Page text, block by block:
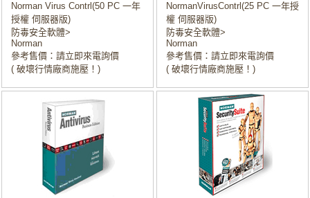
Norman Virus Contrl(50 PC 一年
授權 伺服器版)
防毒安全軟體>
Norman
參考售價：請立即來電詢價
( 破壞行情廠商施壓！)
NormanVirusContrl(25 PC 一年授
權 伺服器版)
防毒安全軟體>
Norman
參考售價：請立即來電詢價
( 破壞行情廠商施壓！)